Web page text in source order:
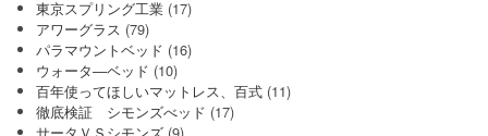
東京スプリング工業 (17)
アワーグラス (79)
パラマウントベッド (16)
ウォータ―ベッド (10)
百年使ってほしいマットレス、百式 (11)
徹底検証 シモンズべッド (17)